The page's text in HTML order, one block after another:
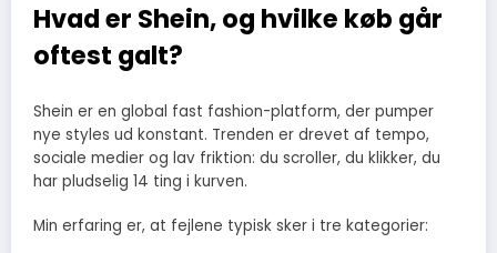
Hvad er Shein, og hvilke køb går
oftest galt?
Shein er en global fast fashion-platform, der pumper
nye styles ud konstant. Trenden er drevet af tempo,
sociale medier og lav friktion: du scroller, du klikker, du
har pludselig 14 ting i kurven.
Min erfaring er, at fejlene typisk sker i tre kategorier: